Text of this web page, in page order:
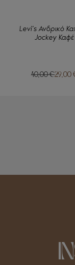
Levi’s Ανδρικό
Jockey Καφέ
40,00€29,00